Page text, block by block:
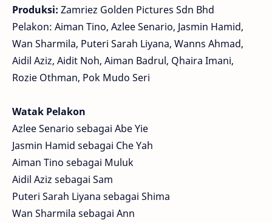
Produksi: Zamriez Golden Pictures Sdn Bhd
Pelakon: Aiman Tino, Azlee Senario, Jasmin Hamid,
Wan Sharmila, Puteri Sarah Liyana, Wanns Ahmad,
Aidil Aziz, Aidit Noh, Aiman Badrul, Qhaira Imani,
Rozie Othman, Pok Mudo Seri
Watak Pelakon
Azlee Senario sebagai Abe Yie
Jasmin Hamid sebagai Che Yah
Aiman Tino sebagai Muluk
Aidil Aziz sebagai Sam
Puteri Sarah Liyana sebagai Shima
Wan Sharmila sebagai Ann